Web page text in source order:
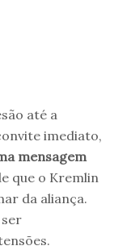
até a
imediato,
mensagem
que o Kremlin
da aliança.